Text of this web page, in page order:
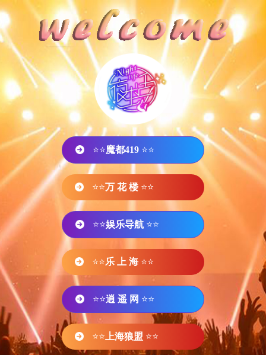
⭐⭐魔都419 ⭐⭐
⭐⭐万 花 楼 ⭐⭐
⭐⭐娱乐导航 ⭐⭐
⭐⭐乐 上 海 ⭐⭐
⭐⭐逍 遥 网 ⭐⭐
⭐⭐ 上海狼盟 ⭐⭐